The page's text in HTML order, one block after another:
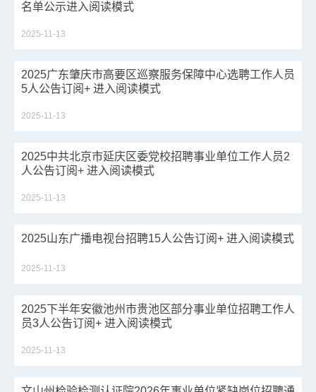
名单公示进入阅读模式
2025-11-13
2025广东肇庆市高要区巡察服务保障中心选聘工作人员
5人公告订阅+ 进入阅读模式
2025-11-13
2025中共北京市延庆区委党校招聘事业单位工作人员2
人公告订阅+ 进入阅读模式
2025-11-13
2025山东广播电视台招聘15人公告订阅+ 进入阅读模式
2025-11-13
2025下半年安徽池州市贵池区部分事业单位招聘工作人
员3人公告订阅+ 进入阅读模式
2025-11-13